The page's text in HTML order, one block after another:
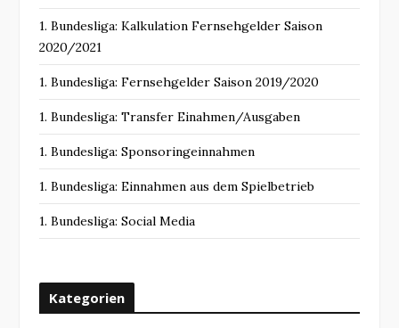
1. Bundesliga: Kalkulation Fernsehgelder Saison
2020/2021
1. Bundesliga: Fernsehgelder Saison 2019/2020
1. Bundesliga: Transfer Einahmen/Ausgaben
1. Bundesliga: Sponsoringeinnahmen
1. Bundesliga: Einnahmen aus dem Spielbetrieb
1. Bundesliga: Social Media
Kategorien